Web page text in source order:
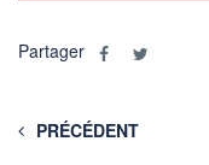
Partager
PRÉCÉDENT